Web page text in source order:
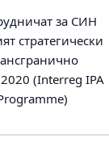
за СИН
стратегически
(Interreg IPA